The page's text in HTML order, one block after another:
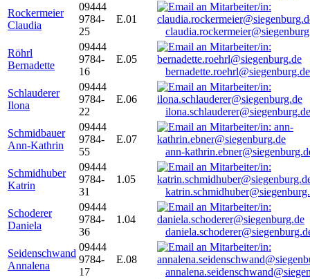
Rockermeier
Claudia
09444
9784-
25
E.01
Röhrl
Bernadette
09444
9784-
16
E.05
bernadette.roehrl@siegenburg.de
Schlauderer
Ilona
09444
9784-
22
E.06
ilona.schlauderer@siegenburg.de
Schmidbauer
Ann-Kathrin
09444
9784-
55
E.07
ann-
Schmidhuber
Katrin
09444
9784-
31
1.05
Schoderer
Daniela
09444
9784-
36
1.04
Seidenschwand
Annalena
09444
9784-
17
E.08